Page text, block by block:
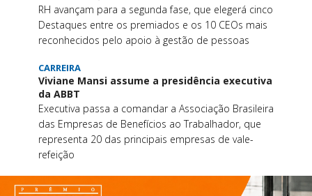
RH avançam para a segunda fase, que elegerá cinco
Destaques entre os premiados e os 10 CEOs mais
reconhecidos pelo apoio à gestão de pessoas
CARREIRA
Viviane Mansi assume a presidência executiva
da ABBT
Executiva passa a comandar a Associação Brasileira
das Empresas de Benefícios ao Trabalhador, que
representa 20 das principais empresas de vale-
refeição